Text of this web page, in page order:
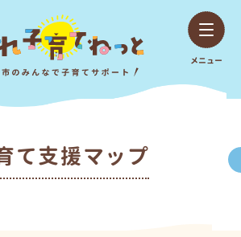
メニュー
て支援マップ